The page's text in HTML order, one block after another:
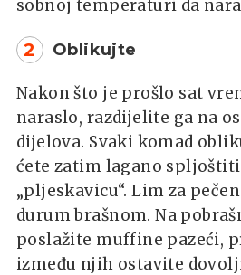
sobnoj temperaturi da
2 Oblikujte
Nakon što je prošlo sat
naraslo, razdijelite ga na
dijelova. Svaki komad
ćete zatim lagano
„pljeskavicu“. Lim za
durum brašnom. Na
poslažite muffine pazeći,
između njih ostavite